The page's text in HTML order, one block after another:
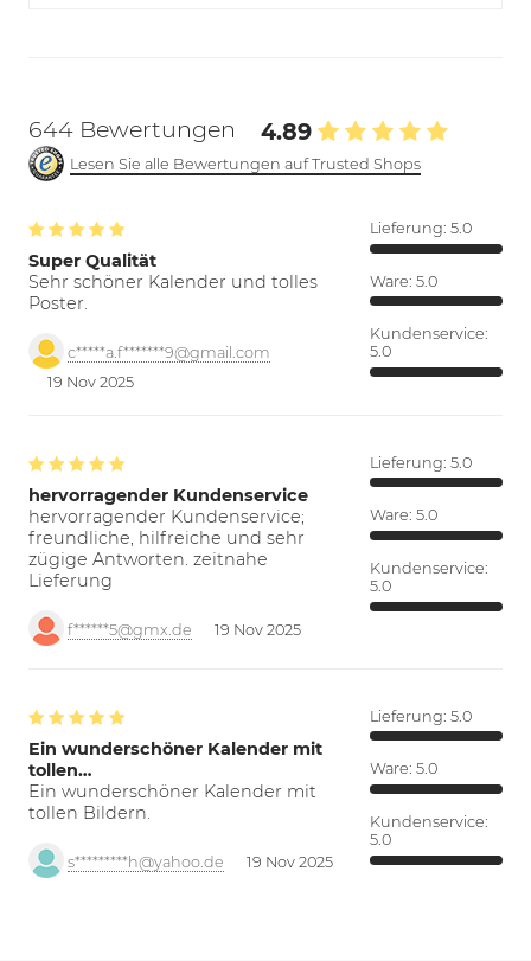
644 Bewertungen 4.89
Lesen Sie alle Bewertungen auf Trusted Shops
Super Qualität
Sehr schöner Kalender und tolles
Poster.
c*****a.f*******9@gmail.com
19 Nov 2025
Lieferung: 5.0
Ware: 5.0
Kundenservice:
5.0
hervorragender Kundenservice
hervorragender Kundenservice;
freundliche, hilfreiche und sehr
zügige Antworten. zeitnahe
Lieferung
f******5@gmx.de 19 Nov 2025
Lieferung: 5.0
Ware: 5.0
Kundenservice:
5.0
Ein wunderschöner Kalender mit
tollen…
Ein wunderschöner Kalender mit
tollen Bildern.
s*********h@yahoo.de 19 Nov 2025
Lieferung: 5.0
Ware: 5.0
Kundenservice:
5.0